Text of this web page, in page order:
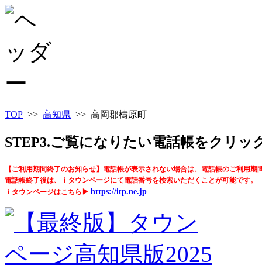
TOP >> 高知県 >> 高岡郡檮原町
STEP3.ご覧になりたい電話帳をクリッ
【ご利用期間終了のお知らせ】電話帳が表示されない場合は、電話帳のご利用期
電話帳終了後は、ｉタウンページにて電話番号を検索いただくことが可能です。
ｉタウンページはこちら▶ https://itp.ne.jp